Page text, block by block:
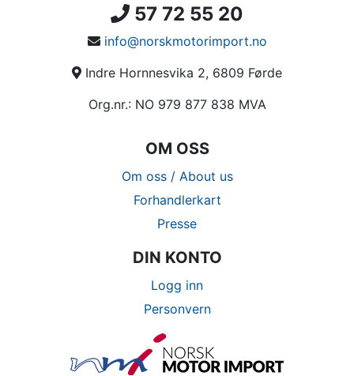
57 72 55 20
info@norskmotorimport.no
Indre Hornnesvika 2, 6809 Førde
Org.nr.: NO 979 877 838 MVA
OM OSS
Om oss / About us
Forhandlerkart
Presse
DIN KONTO
Logg inn
Personvern